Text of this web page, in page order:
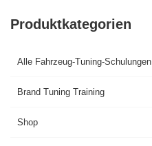
Produktkategorien
Alle Fahrzeug-Tuning-Schulungen
Brand Tuning Training
Shop